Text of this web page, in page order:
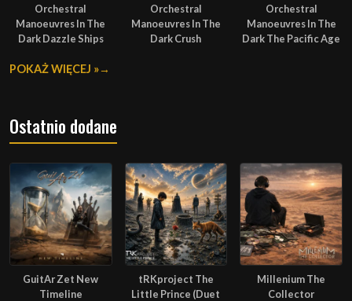
Orchestral
Manoeuvres In The
Dark Dazzle Ships
Orchestral
Manoeuvres In The
Dark Crush
Orchestral
Manoeuvres In The
Dark The Pacific Age
POKAŻ WIĘCEJ »
Ostatnio dodane
GuitAr Zet New
Timeline
tRKproject The
Little Prince (Duet
Millenium The
Collector